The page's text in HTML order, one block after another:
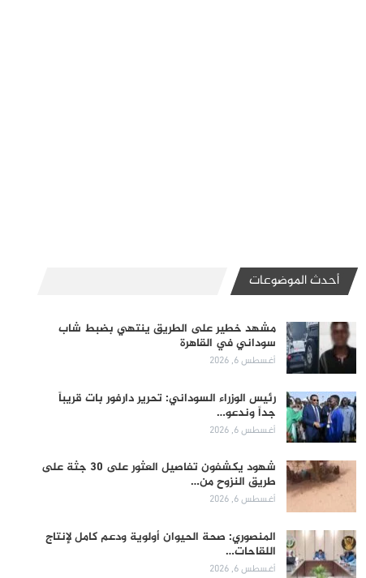
أحدث الموضوعات
مشهد خطير على الطريق ينتهي بضبط شاب
سوداني في القاهرة
أغسطس 6, 2026
رئيس الوزراء السوداني: تحرير دارفور بات قريباً
جداً وندعو…
أغسطس 6, 2026
شهود يكشفون تفاصيل العثور على 30 جثة على
طريق النزوح من…
أغسطس 6, 2026
المنصوري: صحة الحيوان أولوية ودعم كامل لإنتاج
اللقاحات…
أغسطس 6, 2026